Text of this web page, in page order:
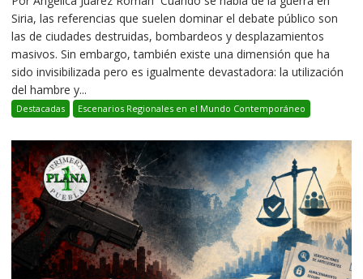
Siria, las referencias que suelen dominar el debate público son
las de ciudades destruidas, bombardeos y desplazamientos
masivos. Sin embargo, también existe una dimensión que ha
sido invisibilizada pero es igualmente devastadora: la utilización
del hambre y...
Destacadas Escenarios Regionales en el Mundo Contemporáneo